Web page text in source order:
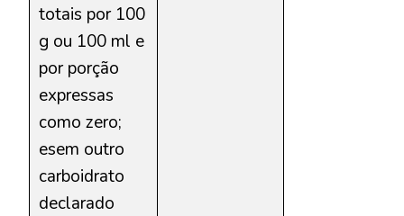
totais por 100
g ou 100 ml e
por porção
expressas
como zero;
esem outro
carboidrato
declarado